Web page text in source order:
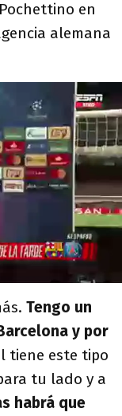
en
alemana
Tengo un
y por
tiene este tipo
tu lado y a
habrá que